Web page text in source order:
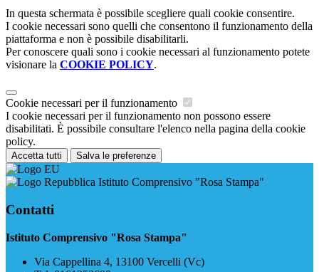
In questa schermata è possibile scegliere quali cookie consentire.
I cookie necessari sono quelli che consentono il funzionamento della
piattaforma e non è possibile disabilitarli.
Per conoscere quali sono i cookie necessari al funzionamento potete
visionare la COOKIE POLICY.
Cookie necessari per il funzionamento
I cookie necessari per il funzionamento non possono essere
disabilitati. È possibile consultare l'elenco nella pagina della cookie
policy.
Accetta tutti Salva le preferenze
Istituto Comprensivo "Rosa Stampa"
Contatti
Istituto Comprensivo "Rosa Stampa"
Via Cappellina 4, 13100 Vercelli (Vc)